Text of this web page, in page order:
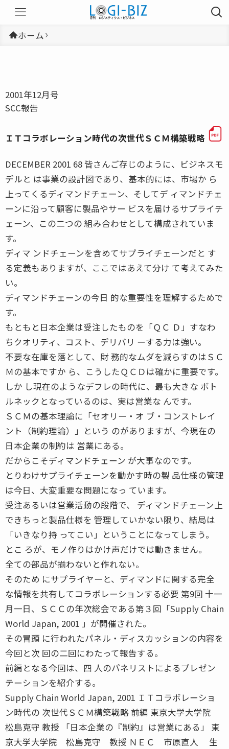
ホーム
2001年12月号
SCC報告
ＩＴコラボレーション時代の次世代ＳＣＭ構築戦略
DECEMBER 2001 68 皆さんご存じのように、ビジネスモ
デルと は事業の設計図であり、基本的には、市場か ら
上ってくるディマンドチェーン、そしてデ ィマンドチェ
ーンに沿って顧客に製品やサー ビスを届けるサプライチ
ェーン、この二つの 組み合わせとして構成されていま
す。
ディマ ンドチェーンを含めてサプライチェーンだと す
る定義もありますが、ここではあえて分け て考えてみた
い。
ディマンドチェーンの今日 的な重要性を理解するためで
す。
もともと日本企業は受注したものを「ＱＣ Ｄ」すなわ
ちクオリティ、コスト、デリバリ ーする力は強い。
不要な在庫を落として、財 務的なムダを減らすのはＳＣ
Ｍの基本ですか ら、こうしたＱＣＤは確かに重要です。
しか し現在のようなデフレの時代に、最も大きな ボト
ルネックとなっているのは、実は営業な んです。
ＳＣＭの基本理論に「セオリー・オ ブ・コンストレイ
ント（制約理論）」という のがありますが、今現在の
日本企業の制約は 営業にある。
だからこそディマンドチェーン が大事なのです。
とりわけサプライチェーンを動かす時の製 品仕様の管理
は今日、大変重要な問題になっ ています。
受注あるいは営業活動の段階で、 ディマンドチェーン上
できちっと製品仕様を 管理していかない限り、結局は
「いきなり持 ってこい」ということになってしまう。
とこ ろが、モノ作りはかけ声だけでは動きません。
全ての部品が揃わないと作れない。
そのため にサプライヤーと、ディマンドに関する完全
な情報を共有してコラボレーションする必要 第9回 十一
月一日、ＳＣＣの年次総会である第３回「Supply Chain
World Japan, 2001 」が開催された。
その冒頭 に行われたパネル・ディスカッションの内容を
今回と次 回の二回にわたって報告する。
前編となる今回は、四 人のパネリストによるプレゼン
テーションを紹介する。
Supply Chain World Japan, 2001 ＩＴコラボレーショ
ン時代の 次世代ＳＣＭ構築戦略 前編 東京大学大学院
松島克守 教授 「日本企業の『制約』は営業にある」 東
京大学大学院 松島克守 教授 ＮＥＣ 市原直人 生